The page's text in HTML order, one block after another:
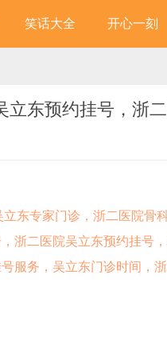
笑话大全 开心一刻
东预约挂号，浙
东专家门诊，浙二医院骨
浙二医院吴立东预约挂号
服务，吴立东门诊时间，